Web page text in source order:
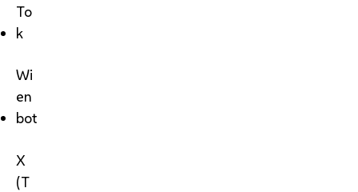
To
k
Wi
en
bot
X
(T